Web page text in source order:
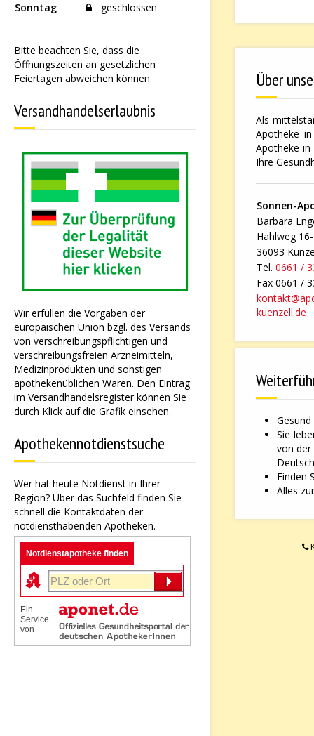
Sonntag
geschlossen
Bitte beachten Sie, dass die
Öffnungszeiten an gesetzlichen
Feiertagen abweichen können.
Versandhandelserlaubnis
Wir erfüllen die Vorgaben der
europäischen Union bzgl. des Versands
von verschreibungspflichtigen und
verschreibungsfreien Arzneimitteln,
Medizinprodukten und sonstigen
apothekenüblichen Waren. Den Eintrag
im Versandhandelsregister können Sie
durch Klick auf die Grafik einsehen.
Apothekennotdienstsuche
Wer hat heute Notdienst in Ihrer
Region? Über das Suchfeld finden Sie
schnell die Kontaktdaten der
notdiensthabenden Apotheken.
Notdienstapotheke finden
Ein
Service
von
Über
Als
Apotheke
Apotheke in
Ihre
Sonnen-
Barbara
Hahlweg
36093
Tel. 0661 /
Fax 0661 /
kuenzell.de
Sie
von der
Finden
Alles